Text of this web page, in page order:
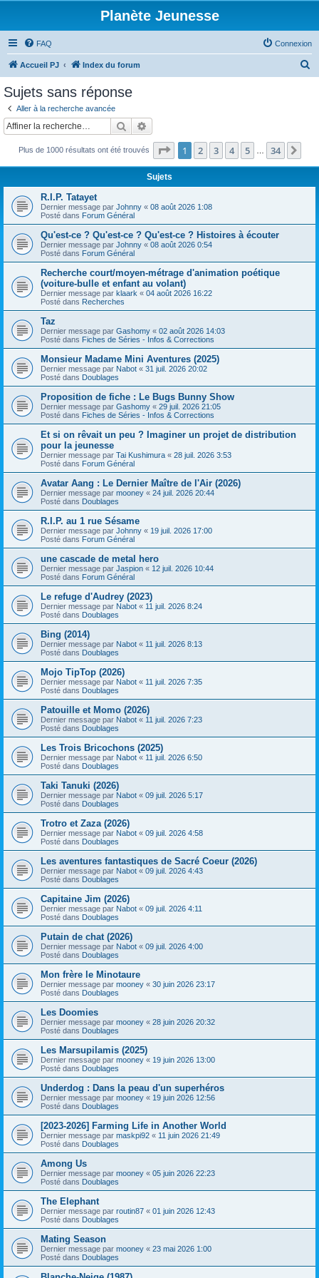
Planète Jeunesse
FAQ Connexion
Accueil PJ Index du forum
c
Sujets sans réponse
Aller à la recherche avancée
Rechercher
Plus de 1000 résultats ont été trouvés Page 1sur34
1 2 3 4 5 34
Sujets
R.I.P. Tatayet
Dernier message par Johnny « 08 août 2026 1:08
Posté dans Forum Général
Qu'est-ce ? Qu'est-ce ? Qu'est-ce ? Histoires à écouter
Dernier message par Johnny « 08 août 2026 0:54
Posté dans Forum Général
Recherche court/moyen-métrage d'animation poétique
(voiture-bulle et enfant au volant)
Dernier message par klaark « 04 août 2026 16:22
Posté dans Recherches
Taz
Dernier message par Gashomy « 02 août 2026 14:03
Posté dans Fiches de Séries - Infos & Corrections
Monsieur Madame Mini Aventures (2025)
Dernier message par Nabot « 31 juil. 2026 20:02
Posté dans Doublages
Proposition de fiche : Le Bugs Bunny Show
Dernier message par Gashomy « 29 juil. 2026 21:05
Posté dans Fiches de Séries - Infos & Corrections
Et si on rêvait un peu ? Imaginer un projet de distribution
pour la jeunesse
Dernier message par Tai Kushimura « 28 juil. 2026 3:53
Posté dans Forum Général
Avatar Aang : Le Dernier Maître de l'Air (2026)
Dernier message par mooney « 24 juil. 2026 20:44
Posté dans Doublages
R.I.P. au 1 rue Sésame
Dernier message par Johnny « 19 juil. 2026 17:00
Posté dans Forum Général
une cascade de metal hero
Dernier message par Jaspion « 12 juil. 2026 10:44
Posté dans Forum Général
Le refuge d'Audrey (2023)
Dernier message par Nabot « 11 juil. 2026 8:24
Posté dans Doublages
Bing (2014)
Dernier message par Nabot « 11 juil. 2026 8:13
Posté dans Doublages
Mojo TipTop (2026)
Dernier message par Nabot « 11 juil. 2026 7:35
Posté dans Doublages
Patouille et Momo (2026)
Dernier message par Nabot « 11 juil. 2026 7:23
Posté dans Doublages
Les Trois Bricochons (2025)
Dernier message par Nabot « 11 juil. 2026 6:50
Posté dans Doublages
Taki Tanuki (2026)
Dernier message par Nabot « 09 juil. 2026 5:17
Posté dans Doublages
Trotro et Zaza (2026)
Dernier message par Nabot « 09 juil. 2026 4:58
Posté dans Doublages
Les aventures fantastiques de Sacré Coeur (2026)
Dernier message par Nabot « 09 juil. 2026 4:43
Posté dans Doublages
Capitaine Jim (2026)
Dernier message par Nabot « 09 juil. 2026 4:11
Posté dans Doublages
Putain de chat (2026)
Dernier message par Nabot « 09 juil. 2026 4:00
Posté dans Doublages
Mon frère le Minotaure
Dernier message par mooney « 30 juin 2026 23:17
Posté dans Doublages
Les Doomies
Dernier message par mooney « 28 juin 2026 20:32
Posté dans Doublages
Les Marsupilamis (2025)
Dernier message par mooney « 19 juin 2026 13:00
Posté dans Doublages
Underdog : Dans la peau d'un superhéros
Dernier message par mooney « 19 juin 2026 12:56
Posté dans Doublages
[2023-2026] Farming Life in Another World
Dernier message par maskpi92 « 11 juin 2026 21:49
Posté dans Doublages
Among Us
Dernier message par mooney « 05 juin 2026 22:23
Posté dans Doublages
The Elephant
Dernier message par routin87 « 01 juin 2026 12:43
Posté dans Doublages
Mating Season
Dernier message par mooney « 23 mai 2026 1:00
Posté dans Doublages